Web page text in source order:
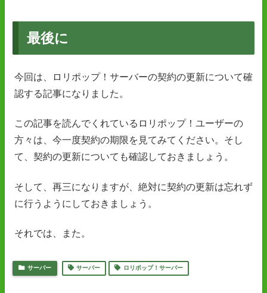
最後に
今回は、ロリポップ！サーバーの契約の更新について確
認する記事になりました。
この記事を読んでくれているロリポップ！ユーザーの
方々は、今一度契約の期限を見てみてください。そし
て、契約の更新についても確認しておきましょう。
そして、再三になりますが、絶対に契約の更新は忘れず
に行うようにしておきましょう。
それでは、また。
サーバー サーバー ロリポップ！サーバー